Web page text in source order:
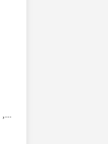
, Václav Čtvrtek